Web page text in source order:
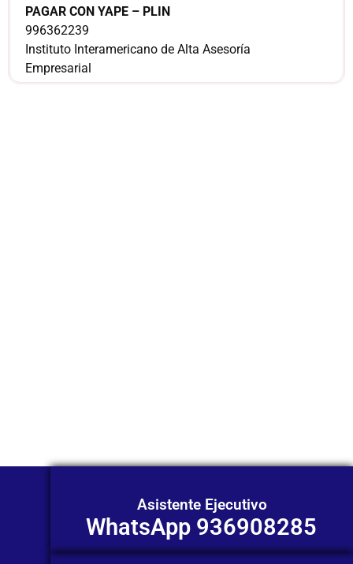
PAGAR CON YAPE – PLIN
996362239
Instituto Interamericano de Alta Asesoría
Empresarial
Asistente Ejecutivo
WhatsApp 936908285